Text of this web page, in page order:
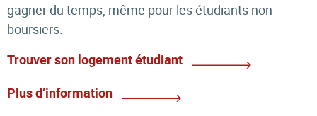
gagner du temps, même pour les étudiants non
boursiers.
Trouver son logement étudiant
Plus d’information